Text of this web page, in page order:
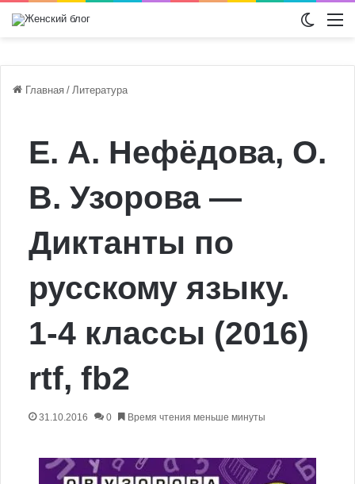
Главная / Литература
Е. А. Нефёдова, О.
В. Узорова —
Диктанты по
русскому языку.
1-4 классы (2016)
rtf, fb2
31.10.2016 0 Время чтения меньше минуты